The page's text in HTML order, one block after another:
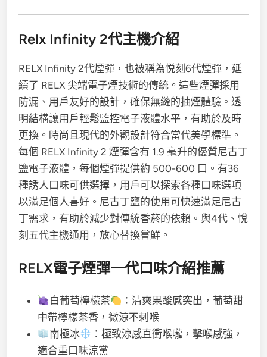
Relx Infinity 2代主機介紹
RELX Infinity 2代煙彈，也被稱為悦刻6代煙彈，延
續了 RELX 尖端電子煙技術的傳統。這些煙彈採用
防漏、用戶友好的設計，確保無縫的抽煙體驗。透
明結構讓用戶輕鬆監控電子液體水平，有助於及時
更換。時尚且現代的外觀設計符合當代美學標準。
每個 RELX Infinity 2 煙彈含有 1.9 毫升的優質尼古丁
鹽電子液體，每個煙彈提供約 500-600 口。有36
種誘人口味可供選擇，用戶可以探索各種口味選項
以滿足個人喜好。尼古丁鹽的使用可快速滿足尼古
丁需求，有助於減少對傳統香菸的依賴。與4代、悅
刻五代主機通用，放心替換嘗鮮。
RELX電子煙彈一代口味介紹推薦
白葡萄檸檬茶
：清爽果酸感突出，葡萄甜
中帶檸檬茶香，微涼不刺喉
南極冰
：極致涼感直衝喉嚨，擊喉感強，
適合重口味涼黨